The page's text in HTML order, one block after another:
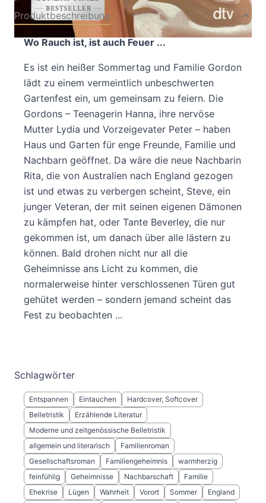
Produktbeschreibung
Wo Rauch ist, ist auch Feuer ...
Es ist ein heißer Sommertag und Familie Gordon
lädt zu einem vermeintlich unbeschwerten
Gartenfest ein, um gemeinsam zu feiern. Die
Gordons – Teenagerin Hanna, ihre nervöse
Mutter Lydia und Vorzeigevater Peter – haben
Haus und Garten für enge Freunde, Familie und
Nachbarn geöffnet. Da wäre die neue Nachbarin
Rita, die von Australien nach England gezogen
ist und etwas zu verbergen scheint, Steve, ein
junger Veteran, der mit seinen eigenen Dämonen
zu kämpfen hat, oder Tante Beverley, die nur
gekommen ist, um danach über alle lästern zu
können. Bald drohen nicht nur all die
Geheimnisse ans Licht zu kommen, die
normalerweise hinter verschlossenen Türen gut
gehütet werden – sondern jemand scheint das
Fest zu beobachten ...
Schlagwörter
Entspannen Eintauchen
Hardcover, Softcover
Belletristik
Erzählende Literatur
Moderne und zeitgenössische Belletristik
allgemein und literarisch
Familienroman
Gesellschaftsroman
Familiengeheimnis
warmherzig
feinfühlig
Geheimnisse Nachbarschaft
Familie
Ehekrise
Lügen Wahrheit Vorort Sommer
England